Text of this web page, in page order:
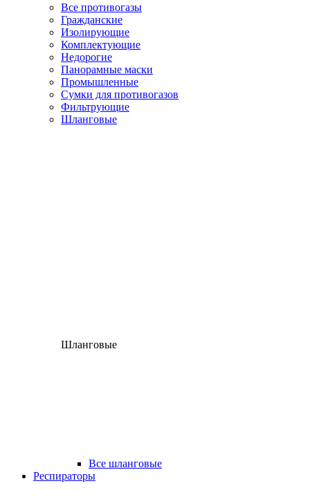
Все противогазы
Гражданские
Изолирующие
Комплектующие
Недорогие
Панорамные маски
Промышленные
Сумки для противогазов
Фильтрующие
Шланговые
Шланговые
Все шланговые
Респираторы